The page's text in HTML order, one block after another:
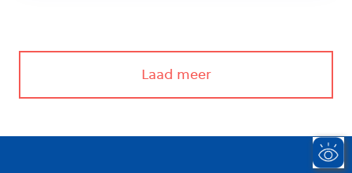
Laad meer